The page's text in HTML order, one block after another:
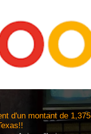
d'un montant de